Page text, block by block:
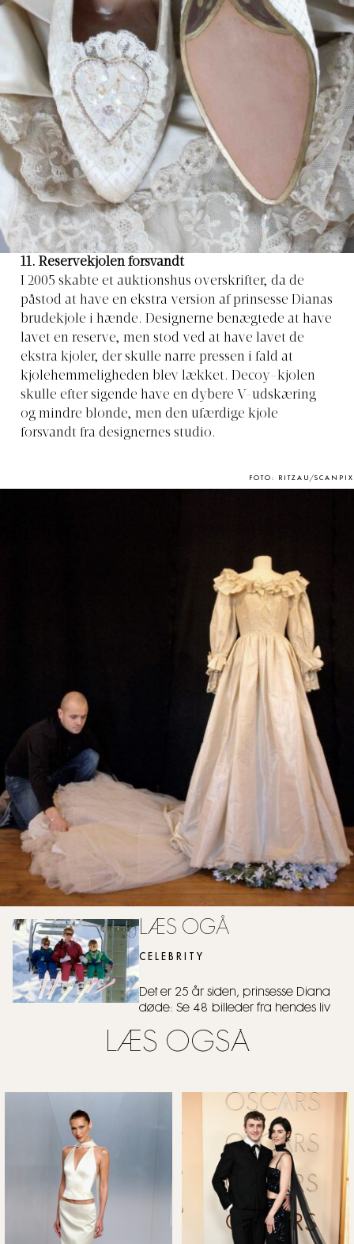
11. Reservekjolen forsvandt
I 2005 skabte et auktionshus overskrifter, da de
påstod at have en ekstra version af prinsesse Dianas
brudekjole i hænde. Designerne benægtede at have
lavet en reserve, men stod ved at have lavet de
ekstra kjoler, der skulle narre pressen i fald at
kjolehemmeligheden blev lækket. Decoy-kjolen
skulle efter sigende have en dybere V-udskæring
og mindre blonde, men den ufærdige kjole
forsvandt fra designernes studio.
FOTO: RITZAU/SCANPIX
LÆS OGÅ
CELEBRITY
Det er 25 år siden, prinsesse Diana
døde: Se 48 billeder fra hendes liv
LÆS OGSÅ